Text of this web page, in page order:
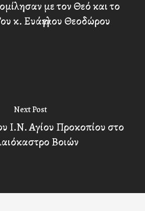
με τον Θεό και το
κ. Ευάγγελου Θεοδώρου
Next Post
Ι.Ν. Αγίου Προκοπίου στο
Βοιών